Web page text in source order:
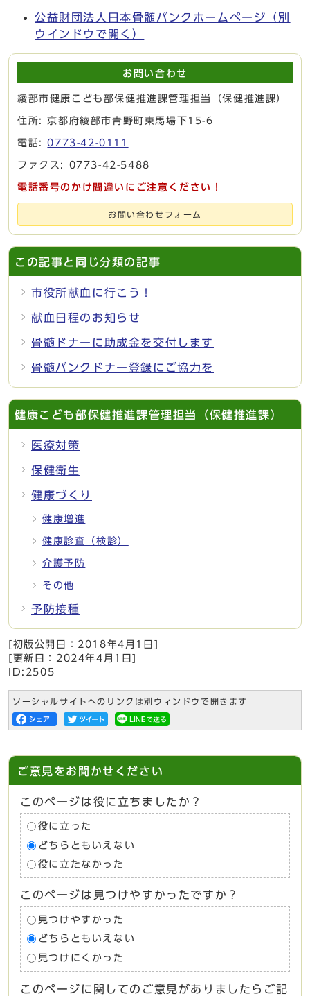
公益財団法人日本骨髄バンクホームページ （別
ウインドウで開く）
お問い合わせ
綾部市健康こども部保健推進課管理担当（保健推進課）
住所: 京都府綾部市青野町東馬場下15-6
電話:0773-42-0111
ファクス: 0773-42-5488
電話番号のかけ間違いにご注意ください！
お問い合わせフォーム
この記事と同じ分類の記事
市役所献血に行こう！
献血日程のお知らせ
骨髄ドナーに助成金を交付します
骨髄バンクドナー登録にご協力を
健康こども部保健推進課管理担当（保健推進課）
医療対策
保健衛生
健康づくり
健康増進
健康診査（検診）
介護予防
その他
予防接種
[初版公開日： 2018年4月1日
[更新日： 2024年4月1日
ID:2505
ソーシャルサイトへのリンクは別ウィンドウで開きます
ご意見をお聞かせください
このページは役に立ちましたか？
役に立った
どちらともいえない
役に立たなかった
このページは見つけやすかったですか？
見つけやすかった
どちらともいえない
見つけにくかった
このページに関してのご意見がありましたらご記